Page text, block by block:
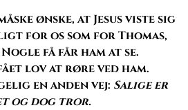
ønske, at Jesus viste sig
for os som for Thomas,
få får ham at se.
lov at røre ved ham.
en anden vej: Salige er
og dog tror.